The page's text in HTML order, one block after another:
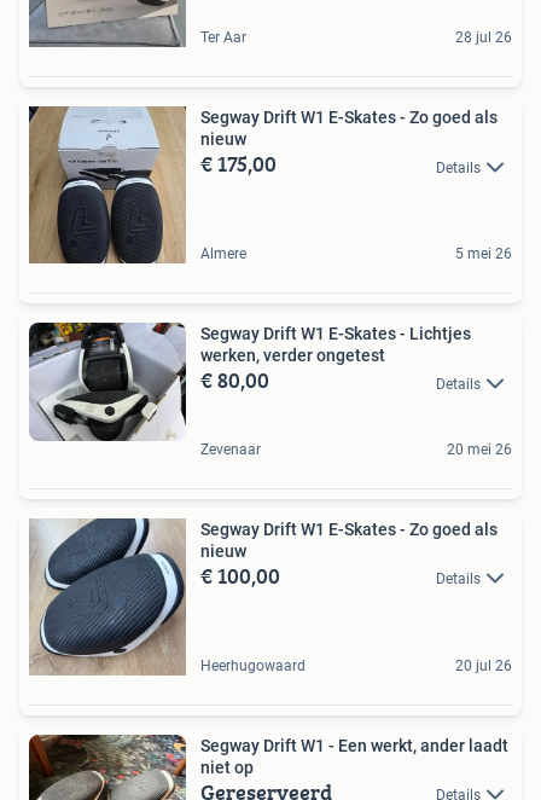
Ter Aar 28 jul 26
Segway Drift W1 E-Skates - Zo goed als
nieuw
€ 175,00 Details
Almere 5 mei 26
Segway Drift W1 E-Skates - Lichtjes
werken, verder ongetest
€ 80,00 Details
Zevenaar 20 mei 26
Segway Drift W1 E-Skates - Zo goed als
nieuw
€ 100,00 Details
Heerhugowaard 20 jul 26
Segway Drift W1 - Een werkt, ander laadt
niet op
Gereserveerd Details